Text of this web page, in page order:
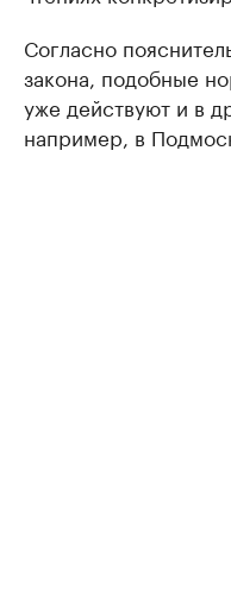
Согласно
закона, подобные
уже действуют и в
например, в